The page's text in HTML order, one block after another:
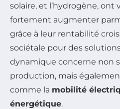
solaire, et l’hydrogène,
fortement augmenter
grâce à leur rentabilité
sociétale pour des
dynamique concerne non
production, mais
comme la mobilité
énergétique.